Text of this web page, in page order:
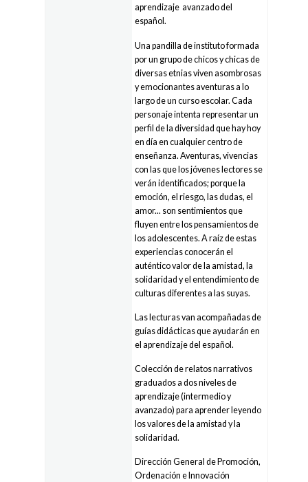
aprendizaje avanzado del
español.
Una pandilla de instituto formada
por un grupo de chicos y chicas de
diversas etnias viven asombrosas
y emocionantes aventuras a lo
largo de un curso escolar. Cada
personaje intenta representar un
perfil de la diversidad que hay hoy
en día en cualquier centro de
enseñanza. Aventuras, vivencias
con las que los jóvenes lectores se
verán identificados; porque la
emoción, el riesgo, las dudas, el
amor... son sentimientos que
fluyen entre los pensamientos de
los adolescentes. A raíz de estas
experiencias conocerán el
auténtico valor de la amistad, la
solidaridad y el entendimiento de
culturas diferentes a las suyas.
Las lecturas van acompañadas de
guías didácticas que ayudarán en
el aprendizaje del español.
Colección de relatos narrativos
graduados a dos niveles de
aprendizaje (intermedio y
avanzado) para aprender leyendo
los valores de la amistad y la
solidaridad.
Dirección General de Promoción,
Ordenación e Innovación